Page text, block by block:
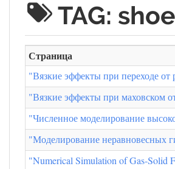
TAG:
Страница
"Вязкие эффекты при переходе
"Вязкие эффекты при маховском
"Численное моделирование
"Моделирование неравновесных
"Numerical Simulation of Gas-Solid